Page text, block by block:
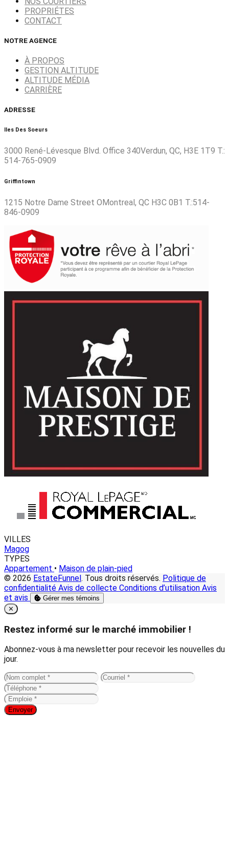
PROPRIÉTES
CONTACT
NOTRE AGENCE
À PROPOS
GESTION ALTITUDE
ALTITUDE MÉDIA
CARRIÈRE
ADRESSE
Iles Des Soeurs
3000 René-Lévesque Blvd. Office 340Verdun, QC, H3E 1T9 T.:
514-765-0909
Griffintown
1215 Notre Dame Street OMontreal, QC H3C 0B1 T.:514-
846-0909
VILLES
Magog
TYPES
Appartement • Maison de plain-pied
© 2026 EstateFunnel. Tous droits réservés. Politique de
confidentialité Avis de collecte Conditions d’utilisation Avis
et avis
Gérer mes témoins
Close
✕
Restez informé sur le marché immobilier !
Abonnez-vous à ma newsletter pour recevoir les nouvelles du
jour.
Envoyer